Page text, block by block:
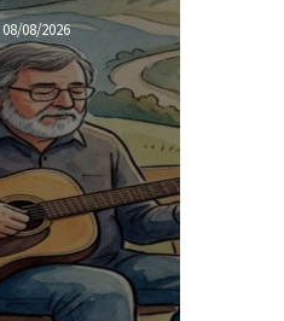
08/08/2026